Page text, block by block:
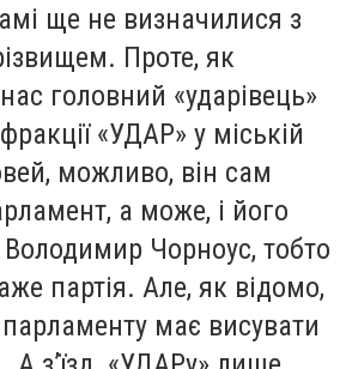
ще не визначилися з
Проте, як
головний «ударівець»
«УДАР» у міській
можливо, він сам
а може, і його
Володимир Чорноус, тобто
партія. Але, як відомо,
має висувати